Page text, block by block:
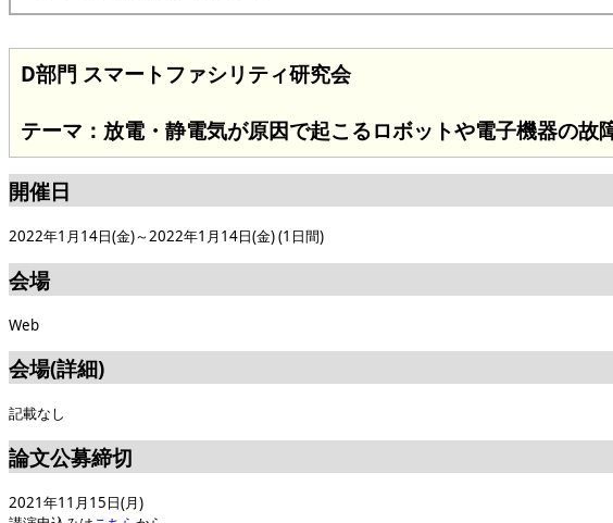
D部門 スマートファシリティ研究会
テーマ：放電・静電気が原因で起こるロボットや電子機器の故
開催日
2022年1月14日(金)～2022年1月14日(金) (1日間)
会場
Web
会場(詳細)
記載なし
論文公募締切
2021年11月15日(月)